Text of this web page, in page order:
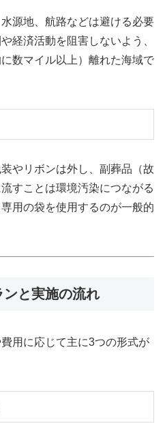
源地、航路などは避ける必要
経済活動を阻害しないよう、
数マイル以上）離れた海域で
やリボンは外し、副葬品（故
すことは環境汚染につながる
用の袋を使用するのが一般的
と実施の流れ
用に応じて主に3つの形式が